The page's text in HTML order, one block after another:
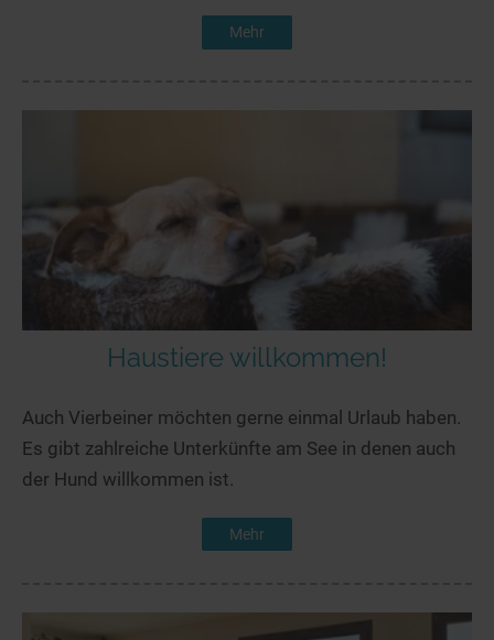
Mehr
Haustiere willkommen!
Auch Vierbeiner möchten gerne einmal Urlaub haben.
Es gibt zahlreiche Unterkünfte am See in denen auch
der Hund willkommen ist.
Mehr